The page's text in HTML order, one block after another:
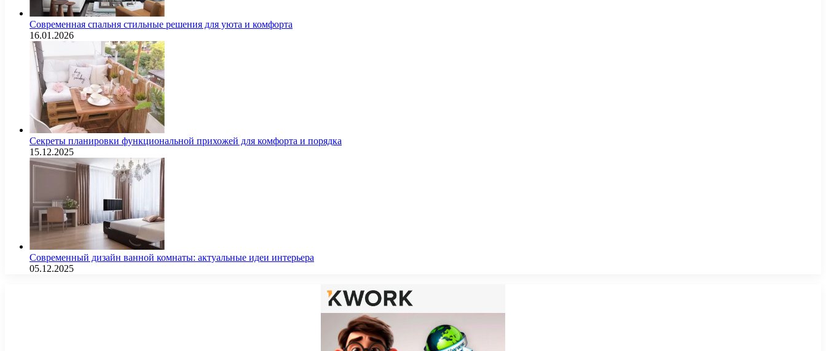
Современная спальня стильные решения для уюта и комфорта
16.01.2026
Секреты планировки функциональной прихожей для комфорта и порядка
15.12.2025
Современный дизайн ванной комнаты: актуальные идеи интерьера
05.12.2025